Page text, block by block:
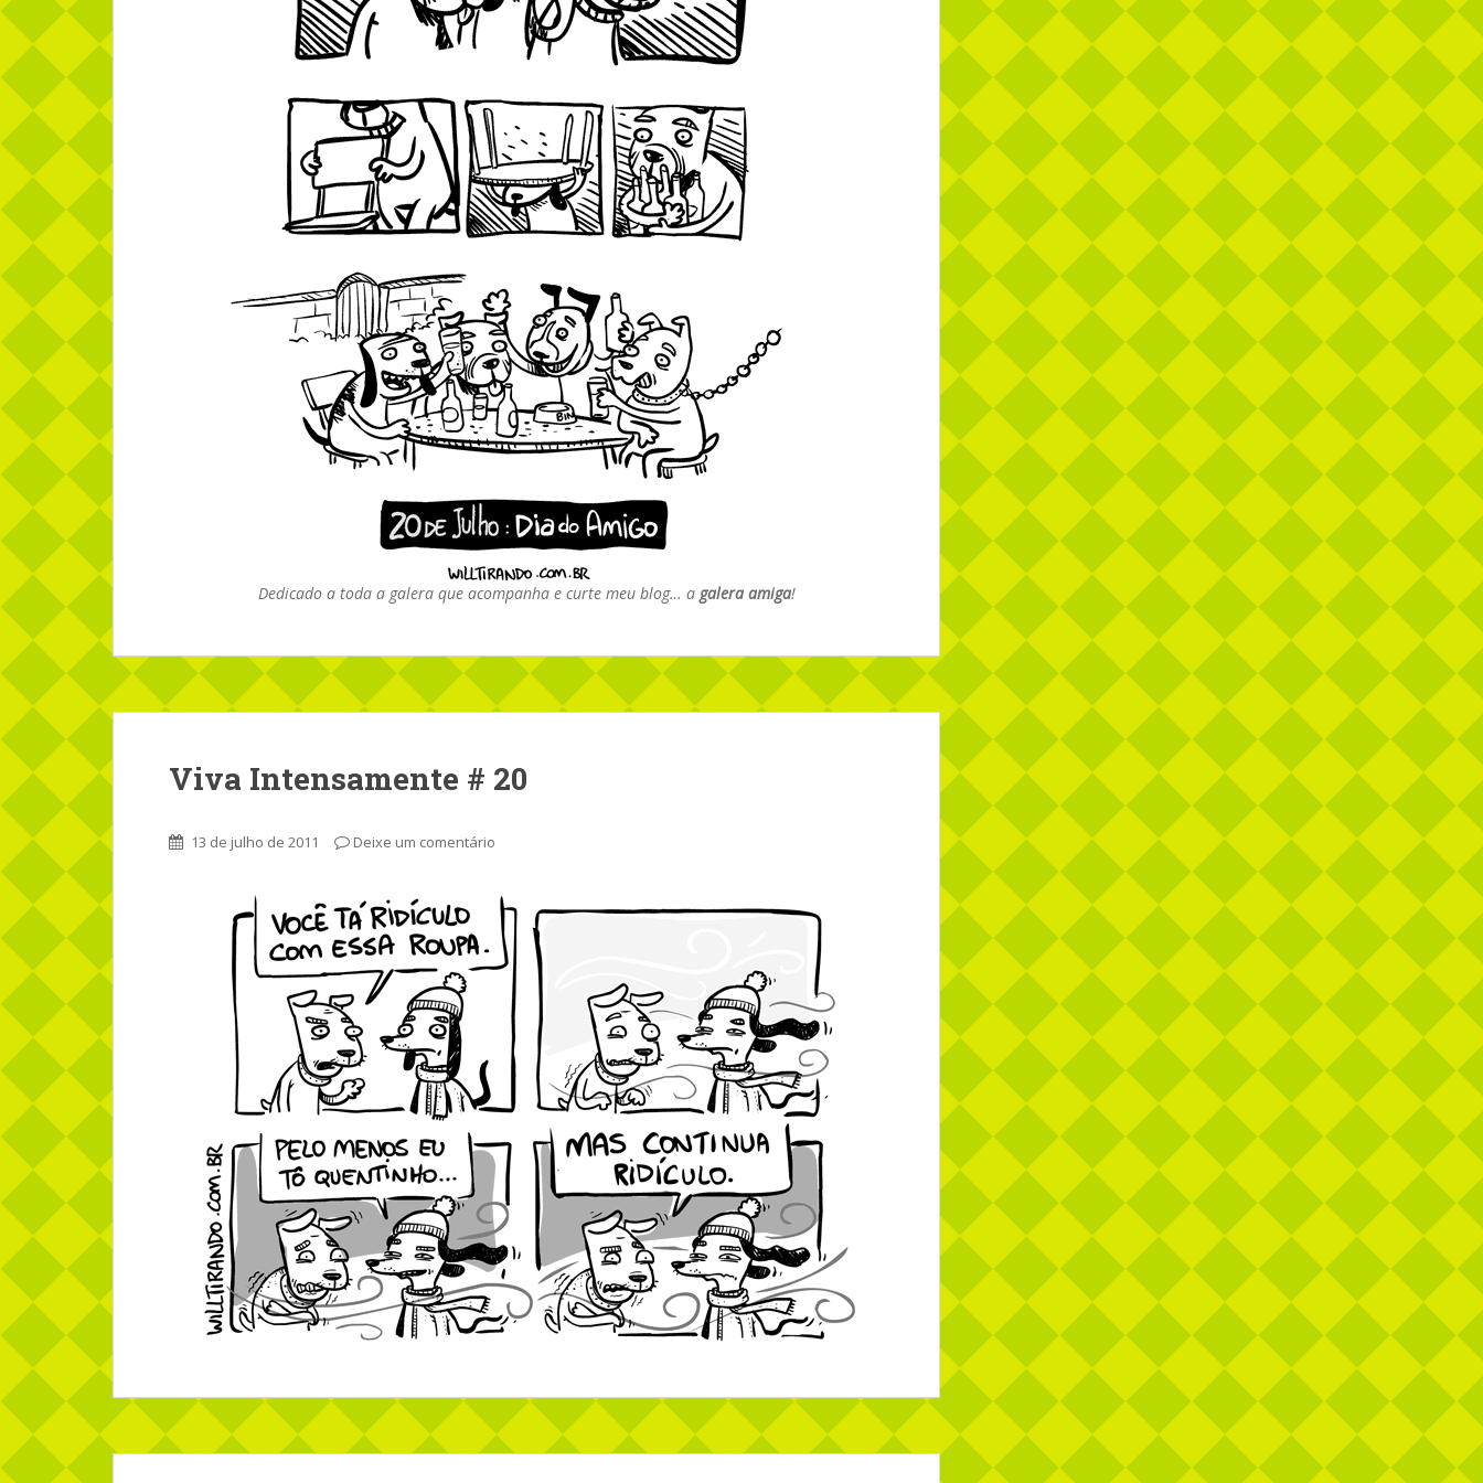
Dedicado a toda a galera que acompanha e curte meu blog… a galera amiga!
Viva Intensamente # 20
13 de julho de 2011 Deixe um comentário